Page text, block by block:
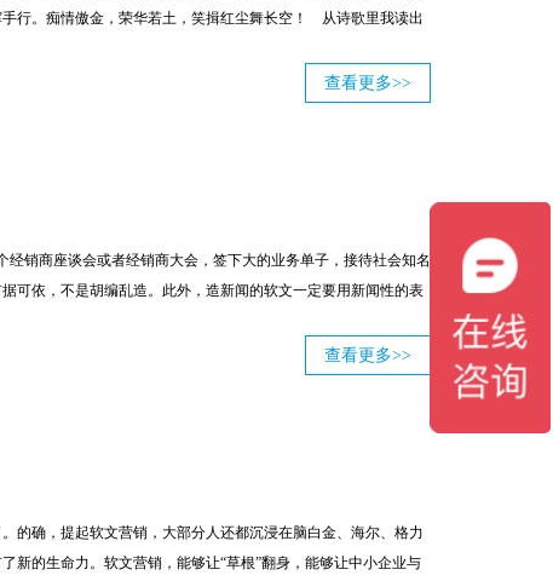
行。痴情傲金，荣华若土，笑揖红尘舞长空！ 从诗歌里我读出
查看更多>>
销商座谈会或者经销商大会，签下大的业务单子，接待社会知名
可依，不是胡编乱造。此外，造新闻的软文一定要用新闻性的表
查看更多>>
的确，提起软文营销，大部分人还都沉浸在脑白金、海尔、格力
新的生命力。软文营销，能够让“草根”翻身，能够让中小企业与